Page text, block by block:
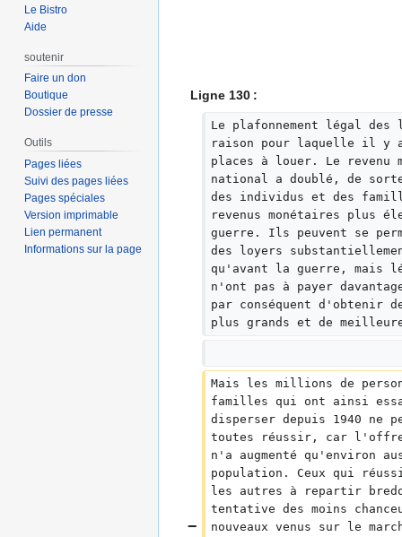
r
Ligne 130 :
Le plafonnement légal
raison pour laquelle il y
places à louer. Le revenu
national a doublé, de
des individus et des
revenus monétaires plus
guerre. Ils peuvent se
des loyers
qu'avant la guerre, mais
n'ont pas à payer
par conséquent d'obtenir
plus grands et de
Mais les millions de
familles qui ont ainsi
disperser depuis 1940 ne
toutes réussir, car l'offre
n'a augmenté qu'environ
population. Ceux qui
les autres à repartir
tentative des moins
nouveaux venus sur le
Le Bistro
Aide
soutenir
Faire un don
Boutique
Dossier de presse
Outils
Pages liées
Suivi des pages liées
Pages spéciales
Version imprimable
Lien permanent
Informations sur la page